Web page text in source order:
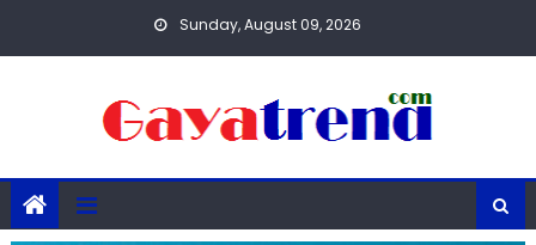
Sunday, August 09, 2026